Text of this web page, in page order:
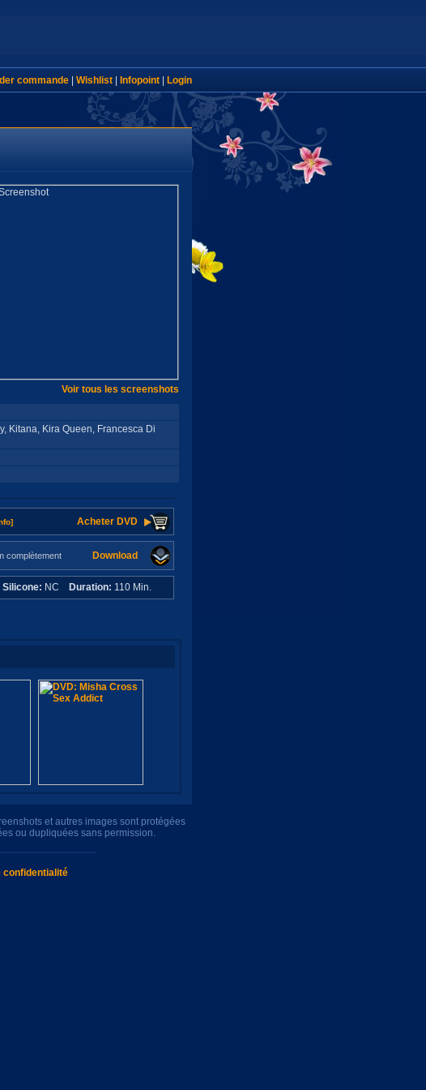
commande| Wishlist| Infopoint| Login
Voir tous les screenshots
Kitana, Kira Queen, Francesca Di
Acheter DVD
complètement Download
Silicone: NC Duration: 110 Min.
et autres images sont protégées
ou dupliquées sans permission.
confidentialité